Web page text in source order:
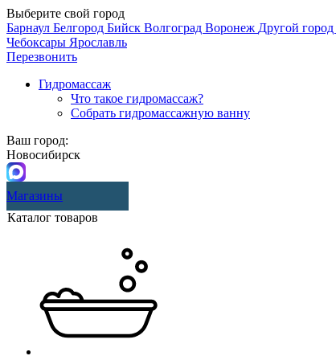
Выберите свой город
Барнаул Белгород Бийск Волгоград Воронеж Другой город
Чебоксары Ярославль
Перезвонить
Гидромассаж
Что такое гидромассаж?
Собрать гидромассажную ванну
Ваш город:
Новосибирск
Магазины
Каталог товаров